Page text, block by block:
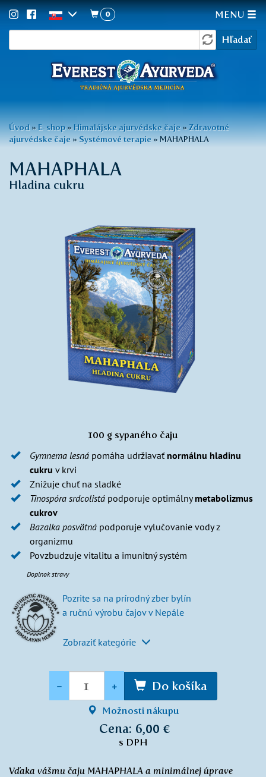
na
Hľadať
0 MENU
Nachádzate
sa
tu
Úvod » E-shop » Himalájske ajurvédske čaje »Zdravotné
ajurvédske čaje » Systémové terapie » MAHAPHALA
MAHAPHALA
Hladina cukru
100 g sypaného čaju
Gymnema lesná pomáha udržiavať normálnu hladinu
cukru v krvi
Znižuje chuť na sladké
Tinospóra srdcolistá podporuje optimálnymetabolizmus
cukrov
Bazalka posvätná podporuje vylučovanie vody z
organizmu
Povzbudzuje vitalitu a imunitný systém
Doplnok stravy
Pozrite sa na prírodný zber bylín
a ručnú výrobu čajov v Nepále
Zobraziť kategórie
- + Do košíka
Možnosti nákupu
Cena: 6,00 €
s DPH
Vďaka vášmu čaju MAHAPHALA a minimálnej úprave